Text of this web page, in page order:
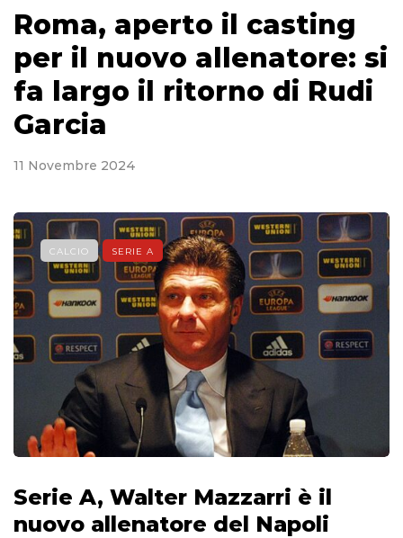
Roma, aperto il casting
per il nuovo allenatore: si
fa largo il ritorno di Rudi
Garcia
11 Novembre 2024
CALCIO SERIE A
Serie A, Walter Mazzarri è il
nuovo allenatore del Napoli